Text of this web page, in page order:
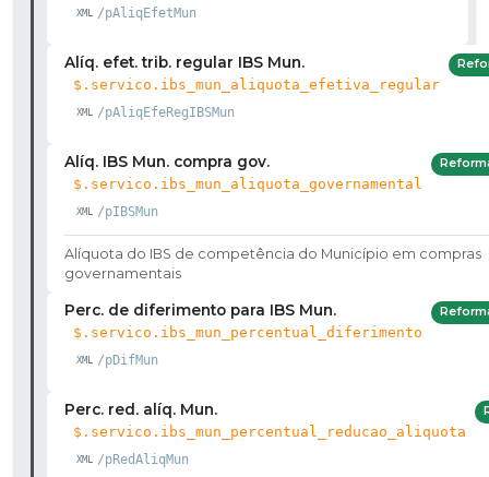
/pAliqEfetMun
Alíq. efet. trib. regular IBS Mun.
$.servico.ibs_mun_aliquota_efetiva_regular
/pAliqEfeRegIBSMun
Alíq. IBS Mun. compra gov.
$.servico.ibs_mun_aliquota_governamental
/pIBSMun
Alíquota do IBS de competência do Município em compras
governamentais
Perc. de diferimento para IBS Mun.
$.servico.ibs_mun_percentual_diferimento
/pDifMun
Perc. red. alíq. Mun.
$.servico.ibs_mun_percentual_reducao_aliquota
/pRedAliqMun